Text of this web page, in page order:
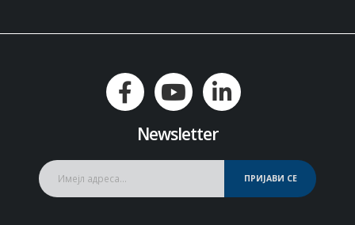
Newsletter
ПРИЈАВИ СЕ